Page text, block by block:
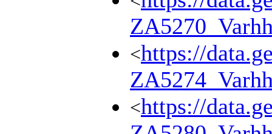
<https://
<https://